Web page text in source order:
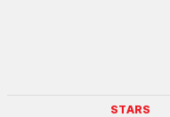
STARS